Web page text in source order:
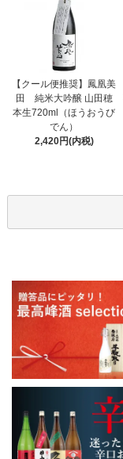
【クール便推奨】鳳凰美
田 純米大吟醸 山田穂
本生720ml（ほうおうび
でん）
2,420円(内税)